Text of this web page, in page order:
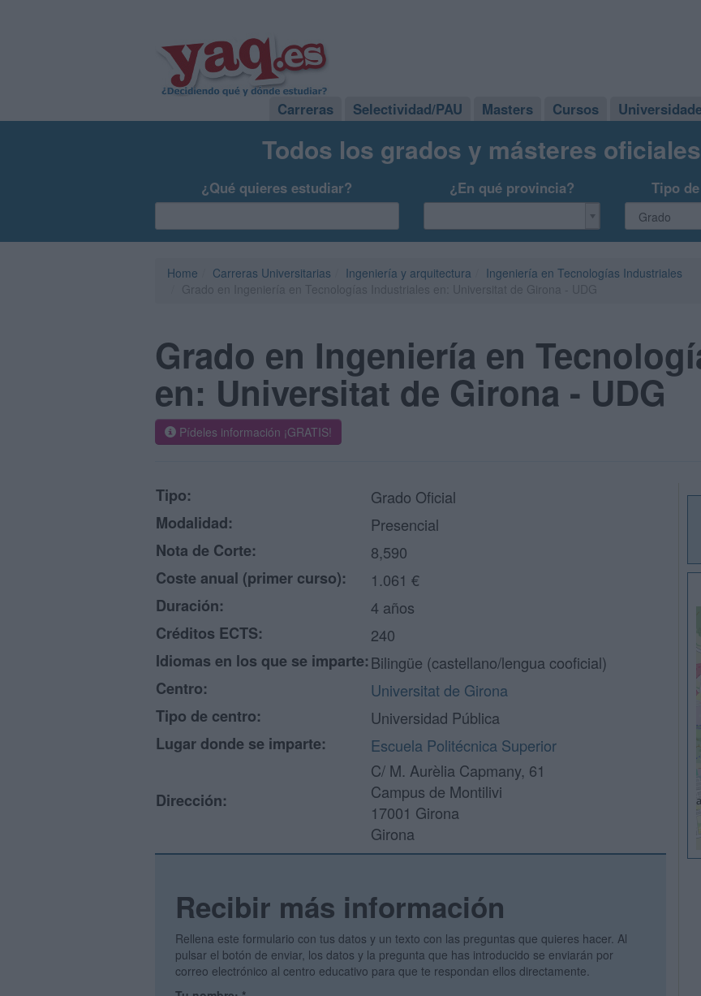
Carreras Selectividad/PAU Masters Cursos
Todos los grados y másteres
¿Qué quieres estudiar? ¿En qué provincia? Tipo
Home Carreras Universitarias Ingeniería y arquitectura
Ingeniería en Tecnologías Industriales
Grado en Ingeniería en
en: Universitat de Girona - UDG
Pídeles información ¡GRATIS!
Tipo:
Grado Oficial
Modalidad:
Presencial
Nota de Corte:
8,590
Coste anual (primer curso):
1.061 €
Duración:
4 años
Créditos ECTS:
240
Idiomas en los que se imparte:Bilingüe (castellano/lengua cooficial)
Centro:
Universitat de Girona
Tipo de centro:
Universidad Pública
Lugar donde se imparte:
Escuela Politécnica Superior
Dirección:
C/ M. Aurèlia Capmany, 61
Campus de Montilivi
17001 Girona
Girona
Recibir más información
Rellena este formulario con tus datos y un texto con las preguntas que quieres hacer. Al
pulsar el botón de enviar, los datos y la pregunta que has introducido se enviarán por
correo electrónico al centro educativo para que te respondan ellos directamente.